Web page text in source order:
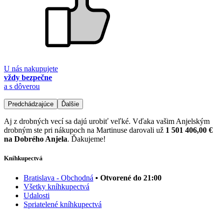
U nás nakupujete
vždy bezpečne
a s dôverou
Predchádzajúce Ďalšie
Aj z drobných vecí sa dajú urobiť veľké. Vďaka vašim Anjelským
drobným ste pri nákupoch na Martinuse darovali už 1 501 406,00 €
na Dobrého Anjela. Ďakujeme!
Kníhkupectvá
Bratislava - Obchodná • Otvorené do 21:00
Všetky kníhkupectvá
Udalosti
Spriatelené kníhkupectvá